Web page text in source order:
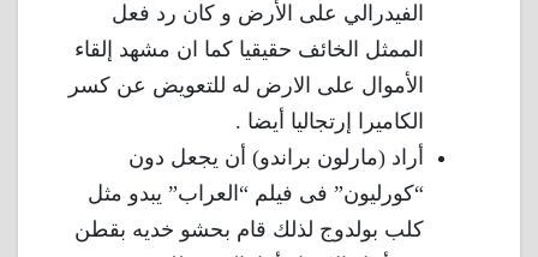
الفيدرالي على الأرض و كان رد فعل
الممثل الخائف حقيقيا كما ان مشهد إلقاء
الأموال على الارض له للتعويض عن كسر
الكاميرا إرتجاليا أيضا .
أراد (مارلون براندو) أن يجعل دون
“كورليون” فى فيلم “العراب” يبدو مثل
كلب بولدوج لذلك قام بحشو خديه بقطن